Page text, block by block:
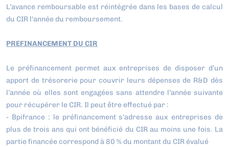
L’avance remboursable est réintégrée dans les bases de calcul
du CIR l'année du remboursement.
PREFINANCEMENT DU CIR
Le préfinancement permet aux entreprises de disposer d’un
apport de trésorerie pour couvrir leurs dépenses de R&D dès
l’année où elles sont engagées sans attendre l’année suivante
pour récupérer le CIR. Il peut être effectué par :
- Bpifrance : le préfinancement s’adresse aux entreprises de
plus de trois ans qui ont bénéficié du CIR au moins une fois. La
partie financée correspond à 80 % du montant du CIR évalué